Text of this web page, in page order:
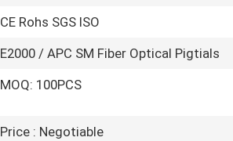
CE Rohs SGS ISO
E2000 / APC SM Fiber Optical Pigtials
MOQ: 100PCS
Price : Negotiable